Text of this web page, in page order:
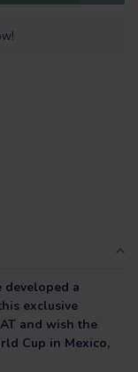
developed a
exclusive
and wish the
Cup in Mexico,